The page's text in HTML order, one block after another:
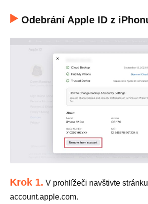
Odebrání Apple ID z
Krok 1. V prohlížeči navštivte stránku
account.apple.com.